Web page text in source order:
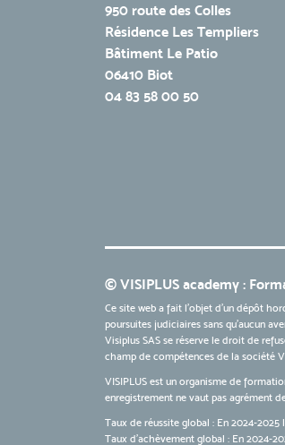
950 route des Colles
Résidence Les Templiers
Bâtiment Le Patio
06410 Biot
04 83 58 00 50
© VISIPLUS academy :
Ce site web a fait l'objet d'un dépôt
poursuites judiciaires sans qu’aucun
Visiplus SAS se réserve le droit de
champ de compétences de la société
VISIPLUS est un organisme de
enregistrement ne vaut pas agrément
Taux de réussite global : En 2024-
Taux d’achèvement global : En 2024-